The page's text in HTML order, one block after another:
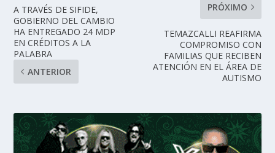
A TRAVÉS DE SIFIDE,
GOBIERNO DEL CAMBIO
HA ENTREGADO 24 MDP
EN CRÉDITOS A LA
PALABRA
ANTERIOR
PRÓXIMO
TEMAZCALLI REAFIRMA
COMPROMISO CON
FAMILIAS QUE RECIBEN
ATENCIÓN EN EL ÁREA DE
AUTISMO